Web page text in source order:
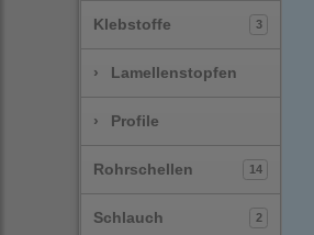
Klebstoffe 3
› Lamellenstopfen
› Profile
Rohrschellen 14
Schlauch 2